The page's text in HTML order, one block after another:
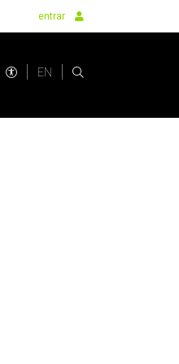
entrar
EN